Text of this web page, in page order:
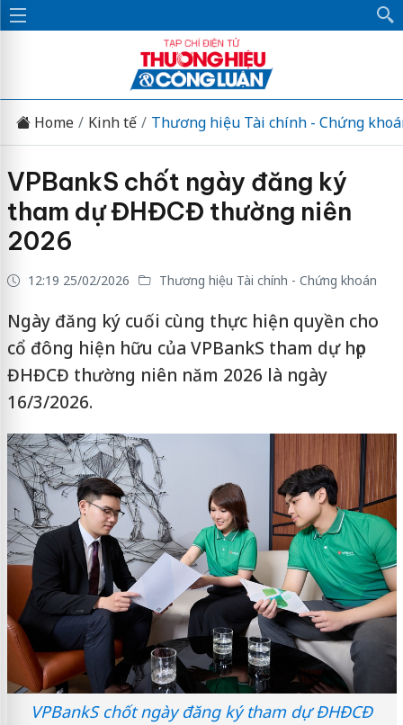
Home Kinh tế Thương hiệu Tài chính - Chứng
VPBankS chốt ngày đăng ký
tham dự ĐHĐCĐ thường niên
2026
12:19 25/02/2026 Thương hiệu Tài chính - Chứng khoán
Ngày đăng ký cuối cùng thực hiện quyền cho
cổ đông hiện hữu của VPBankS tham dự họp
ĐHĐCĐ thường niên năm 2026 là ngày
16/3/2026.
VPBankS chốt ngày đăng ký tham dự ĐHĐCĐ